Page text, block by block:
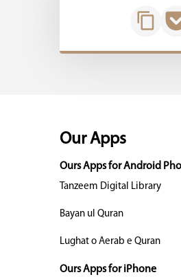
Our Apps
Ours Apps for Android
Tanzeem Digital Library
Bayan ul Quran
Lughat o Aerab e Quran
Ours Apps for iPhone